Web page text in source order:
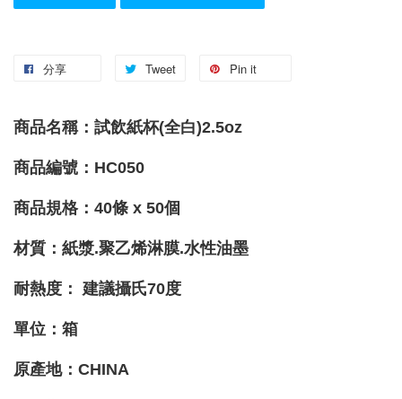
分享 Tweet Pin it
商品名稱：試飲紙杯(全白)2.5oz
商品編號：HC050
商品規格：40條 x 50個
材質：紙漿.聚乙烯淋膜.水性油墨
耐熱度 ： 建議攝氏70度
單位：箱
原產地：CHINA